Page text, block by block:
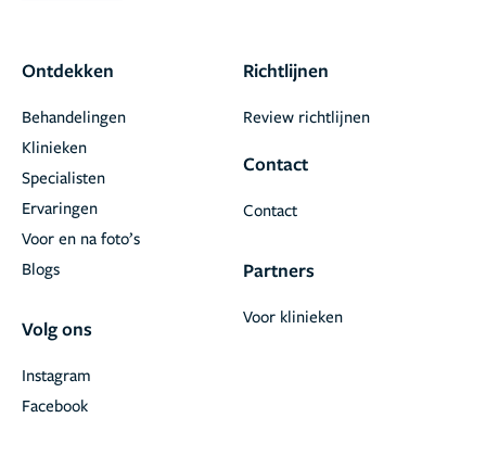
Ontdekken
Behandelingen
Klinieken
Specialisten
Ervaringen
Voor en na foto’s
Blogs
Volg ons
Facebook
Instagram
Richtlijnen
Review richtlijnen
Contact
Contact
Partners
Voor klinieken